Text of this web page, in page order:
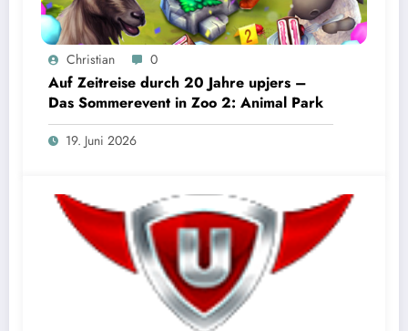
Christian 0
Auf Zeitreise durch 20 Jahre upjers –
Das Sommerevent in Zoo 2: Animal Park
19. Juni 2026